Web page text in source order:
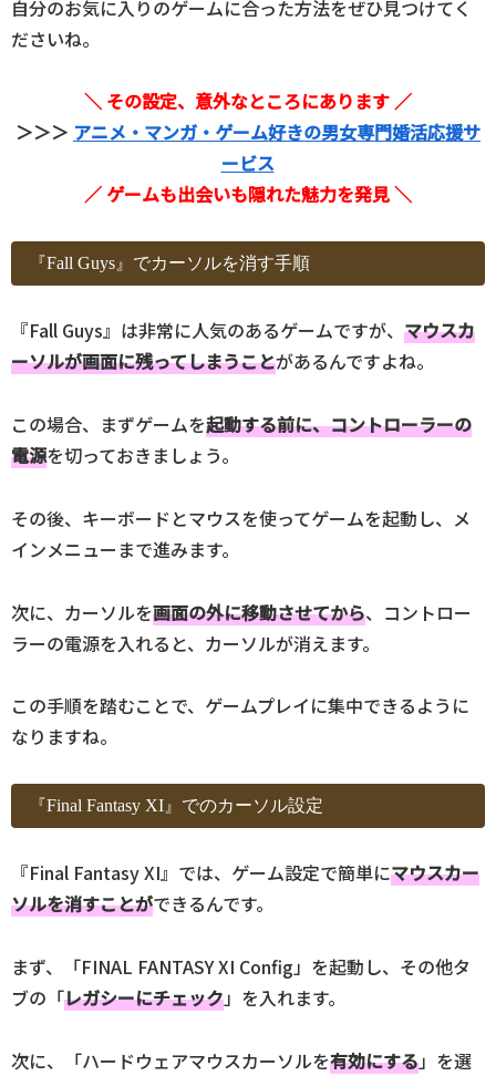
自分のお気に入りのゲームに合った方法をぜひ見つけてく
ださいね。
＼ その設定、意外なところにあります ／
＞＞＞ アニメ・マンガ・ゲーム好きの男女専門婚活応援サ
ービス
／ ゲームも出会いも隠れた魅力を発見 ＼
『Fall Guys』でカーソルを消す手順
『Fall Guys』は非常に人気のあるゲームですが、 マウスカ
ーソルが画面に残ってしまうことがあるんですよね。
この場合、まずゲームを起動する前に、コントローラーの
電源を切っておきましょう。
その後、キーボードとマウスを使ってゲームを起動し、メ
インメニューまで進みます。
次に、カーソルを画面の外に移動させてから、コントロー
ラーの電源を入れると、カーソルが消えます。
この手順を踏むことで、ゲームプレイに集中できるように
なりますね。
『Final Fantasy XI』でのカーソル設定
『Final Fantasy XI』では、ゲーム設定で簡単にマウスカー
ソルを消すことができるんです。
まず、「FINAL FANTASY XI Config」を起動し、その他タ
ブの「レガシーにチェック」を入れます。
次に、「ハードウェアマウスカーソルを有効にする」を選